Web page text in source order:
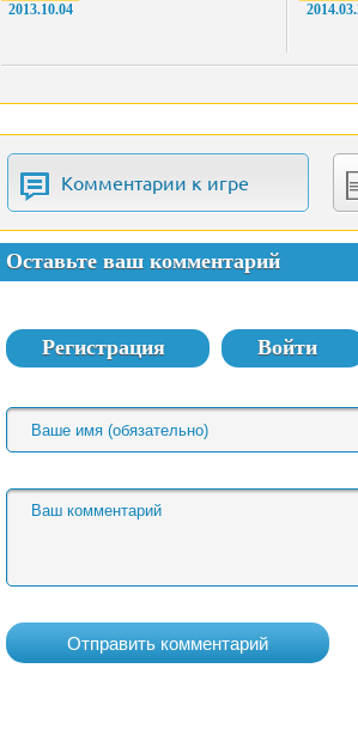
2013.10.04
Комментарии к игре
Оставьте ваш комментарий
Регистрация Войти